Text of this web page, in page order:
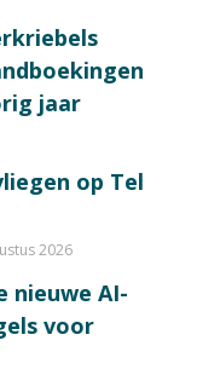
jaar
op Tel
2026
nieuwe AI-
voor